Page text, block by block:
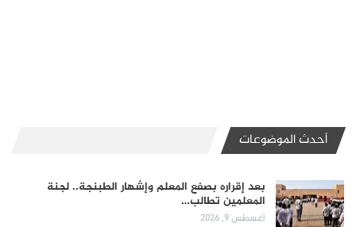
أحدث الموضوعات
بعد إقراره بصفع المعلم وإشهار الطبنجة.. لجنة
المعلمين تطالب…
أغسطس 9, 2026